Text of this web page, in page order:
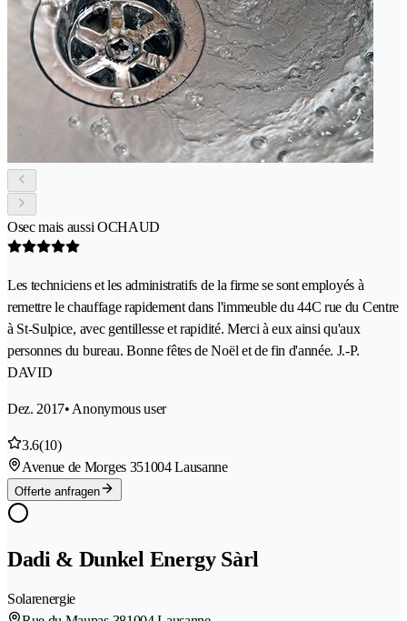
Osec mais aussi OCHAUD
Les techniciens et les administratifs de la firme se sont employés à
remettre le chauffage rapidement dans l'immeuble du 44C rue du Centre
à St-Sulpice, avec gentillesse et rapidité. Merci à eux ainsi qu'aux
personnes du bureau. Bonne fêtes de Noël et de fin d'année. J.-P.
DAVID
Dez. 2017• Anonymous user
3.6(10)
Avenue de Morges 351004 Lausanne
Offerte anfragen
Dadi & Dunkel Energy Sàrl
Solarenergie